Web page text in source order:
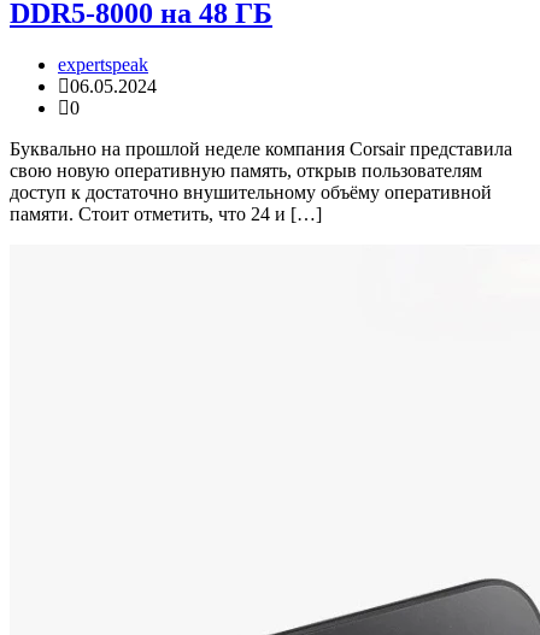
DDR5-8000 на 48 ГБ
expertspeak
06.05.2024
0
Буквально на прошлой неделе компания Corsair представила
свою новую оперативную память, открыв пользователям
доступ к достаточно внушительному объёму оперативной
памяти. Стоит отметить, что 24 и […]